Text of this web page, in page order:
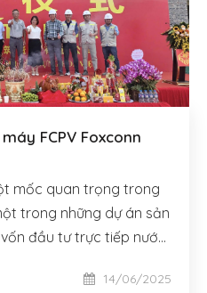
FCPV Foxconn
mốc quan trọng trong
trong những dự án sản
đầu tư trực tiếp nước
14/06/2025